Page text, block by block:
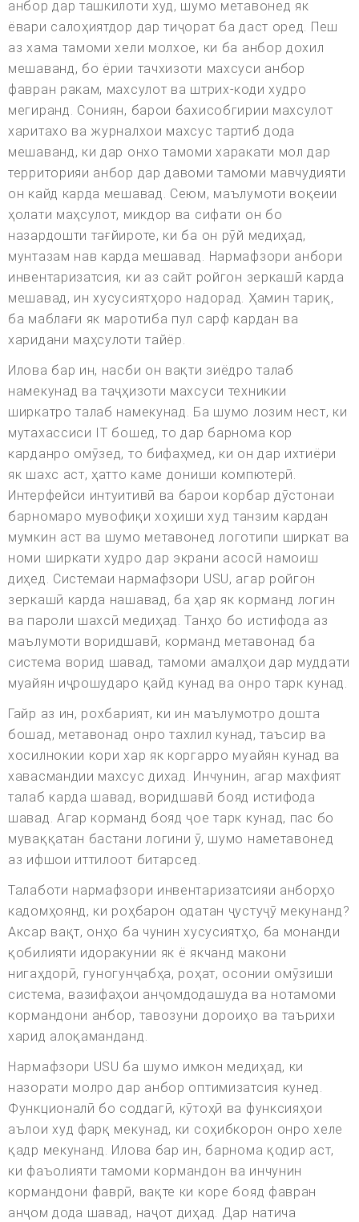
анбор дар ташкилоти худ, шумо метавонед як
ёвари салоҳиятдор дар тиҷорат ба даст оред. Пеш
аз хама тамоми хели молхое, ки ба анбор дохил
мешаванд, бо ёрии тачхизоти махсуси анбор
фавран ракам, махсулот ва штрих-коди худро
мегиранд. Сониян, барои бахисобгирии махсулот
харитахо ва журналхои махсус тартиб дода
мешаванд, ки дар онхо тамоми харакати мол дар
территорияи анбор дар давоми тамоми мавчудияти
он кайд карда мешавад. Сеюм, маълумоти воқеии
ҳолати маҳсулот, микдор ва сифати он бо
назардошти тағйироте, ки ба он рӯй медиҳад,
мунтазам нав карда мешавад. Нармафзори анбори
инвентаризатсия, ки аз сайт ройгон зеркашӣ карда
мешавад, ин хусусиятҳоро надорад. Ҳамин тариқ,
ба маблағи як маротиба пул сарф кардан ва
харидани маҳсулоти тайёр.
Илова бар ин, насби он вақти зиёдро талаб
намекунад ва таҷҳизоти махсуси техникии
ширкатро талаб намекунад. Ба шумо лозим нест, ки
мутахассиси IT бошед, то дар барнома кор
карданро омӯзед, то бифаҳмед, ки он дар ихтиёри
як шахс аст, ҳатто каме дониши компютерӣ.
Интерфейси интуитивӣ ва барои корбар дӯстонаи
барномаро мувофиқи хоҳиши худ танзим кардан
мумкин аст ва шумо метавонед логотипи ширкат ва
номи ширкати худро дар экрани асосӣ намоиш
диҳед. Системаи нармафзори USU, агар ройгон
зеркашӣ карда нашавад, ба ҳар як корманд логин
ва пароли шахсӣ медиҳад. Танҳо бо истифода аз
маълумоти воридшавӣ, корманд метавонад ба
система ворид шавад, тамоми амалҳои дар муддати
муайян иҷрошударо қайд кунад ва онро тарк кунад.
Гайр аз ин, рохбарият, ки ин маълумотро дошта
бошад, метавонад онро тахлил кунад, таъсир ва
хосилнокии кори хар як коргарро муайян кунад ва
хавасмандии махсус дихад. Инчунин, агар махфият
талаб карда шавад, воридшавӣ бояд истифода
шавад. Агар корманд бояд ҷое тарк кунад, пас бо
муваққатан бастани логини ӯ, шумо наметавонед
аз ифшои иттилоот битарсед.
Талаботи нармафзори инвентаризатсияи анборҳо
кадомҳоянд, ки роҳбарон одатан ҷустуҷӯ мекунанд?
Аксар вақт, онҳо ба чунин хусусиятҳо, ба монанди
қобилияти идоракунии як ё якчанд макони
нигаҳдорӣ, гуногунҷабҳа, роҳат, осонии омӯзиши
система, вазифаҳои анҷомдодашуда ва нотамоми
кормандони анбор, тавозуни дороиҳо ва таърихи
харид алоқаманданд.
Нармафзори USU ба шумо имкон медиҳад, ки
назорати молро дар анбор оптимизатсия кунед.
Функционалӣ бо соддагӣ, кӯтоҳӣ ва функсияҳои
аълои худ фарқ мекунад, ки соҳибкорон онро хеле
қадр мекунанд. Илова бар ин, барнома қодир аст,
ки фаъолияти тамоми кормандон ва инчунин
кормандони фаврӣ, вақте ки коре бояд фавран
анҷом дода шавад, наҷот диҳад. Дар натича